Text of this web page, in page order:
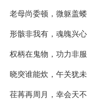
老母尚委顿，微躯盖蝼
形骸非我有，魂魄兴心
权柄在鬼物，功力非服
晓突谁能炊，午关犹未
荏苒再周月，幸会天不